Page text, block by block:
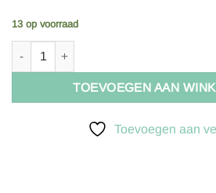
13 op voorraad
TOEVOEGEN AAN
Toevoegen aan